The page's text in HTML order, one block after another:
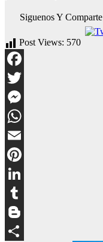
Siguenos Y Comparte
Post Views: 570
Facebook
Twitter
Messenger
WhatsApp
Email
Pinterest
LinkedIn
Tumblr
Blogger